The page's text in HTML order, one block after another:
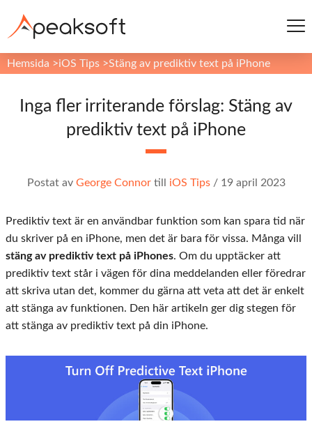
Hemsida >iOS Tips >Stäng av prediktiv text på iPhone
Inga fler irriterande förslag: Stäng av
prediktiv text på iPhone
Postat av George Connortill iOS Tips/ 19 april 2023
Prediktiv text är en användbar funktion som kan spara tid när
du skriver på en iPhone, men det är bara för vissa. Många vill
stäng av prediktiv text på iPhones. Om du upptäcker att
prediktiv text står i vägen för dina meddelanden eller föredrar
att skriva utan det, kommer du gärna att veta att det är enkelt
att stänga av funktionen. Den här artikeln ger dig stegen för
att stänga av prediktiv text på din iPhone.